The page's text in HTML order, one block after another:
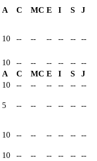
A C MC E I S J
10 -- -- -- -- -- --
10 -- -- -- -- --
--
A C MC E I S
J
10 -- -- -- -- -- --
5 -- -- -- -- -- --
10 -- -- -- -- -- --
10 -- -- -- -- --
--